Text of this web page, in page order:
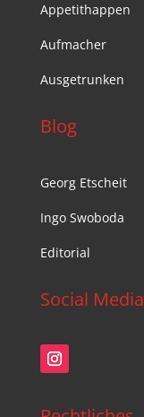
Appetithappen
Aufmacher
Ausgetrunken
Blog
Georg Etscheit
Ingo Swoboda
Editorial
Social Media